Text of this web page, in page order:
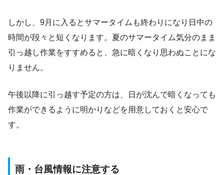
しかし、9月に入るとサマータイムも終わりになり日中の
時間が段々と短くなります。夏のサマータイム気分のまま
引っ越し作業をすすめると、急に暗くなり思わぬことにな
りません。
午後以降に引っ越す予定の方は、日が沈んで暗くなっても
作業ができるように明かりなどを用意しておくと安心で
す。
雨・台風情報に注意する